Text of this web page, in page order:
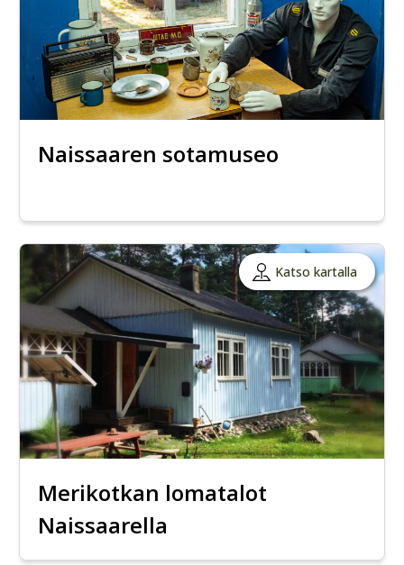
Naissaaren sotamuseo
Katso kartalla
Merikotkan lomatalot
Naissaarella